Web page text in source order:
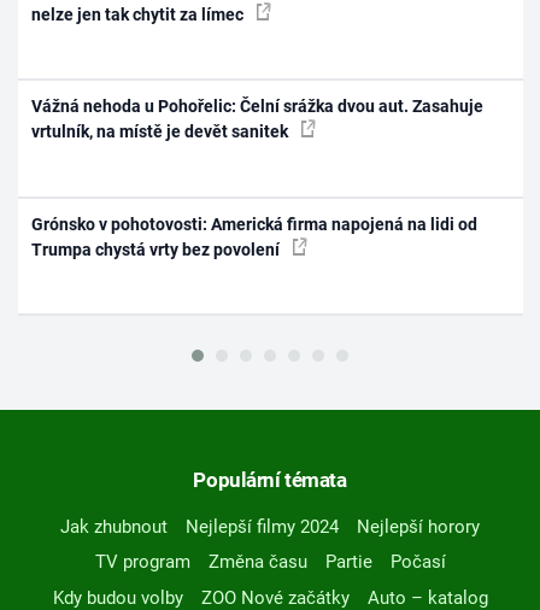
nelze jen tak chytit za límec
Vážná nehoda u Pohořelic: Čelní srážka dvou aut. Zasahuje
vrtulník, na místě je devět sanitek
Grónsko v pohotovosti: Americká firma napojená na lidi od
Trumpa chystá vrty bez povolení
Populární témata
Jak zhubnout Nejlepší filmy 2024
Nejlepší horory
TV program
Změna času Partie
Počasí
Kdy budou volby
ZOO Nové začátky
Auto – katalog